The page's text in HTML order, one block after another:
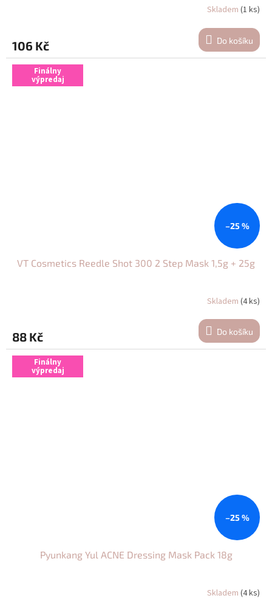
Skladem (1 ks)
106 Kč Do košíku
Finálny
výpredaj
–25 %
VT Cosmetics Reedle Shot 300 2 Step Mask 1,5g + 25g
Skladem (4 ks)
88 Kč Do košíku
Finálny
výpredaj
–25 %
Pyunkang Yul ACNE Dressing Mask Pack 18g
Skladem (4 ks)